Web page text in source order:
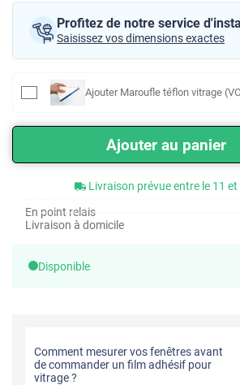
Profitez de notre service
Saisissez vos dimensions exactes
Ajouter Maroufle téflon vitrage
Ajouter au panier
Livraison prévue entre le 11
En point relais
Livraison à domicile
Disponible
Comment mesurer vos fenêtres avant
de commander un film adhésif pour
vitrage ?